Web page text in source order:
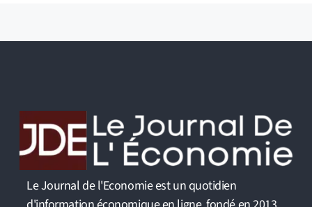
Le Journal de l'Economie est un quotidien